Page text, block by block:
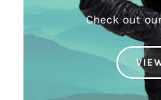
Check out